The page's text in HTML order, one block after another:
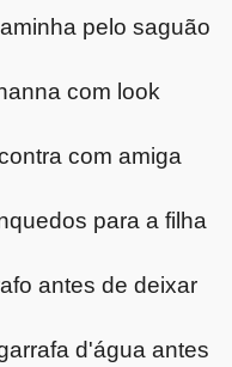
pelo saguão
com look
com amiga
para a filha
antes de deixar
d'água antes